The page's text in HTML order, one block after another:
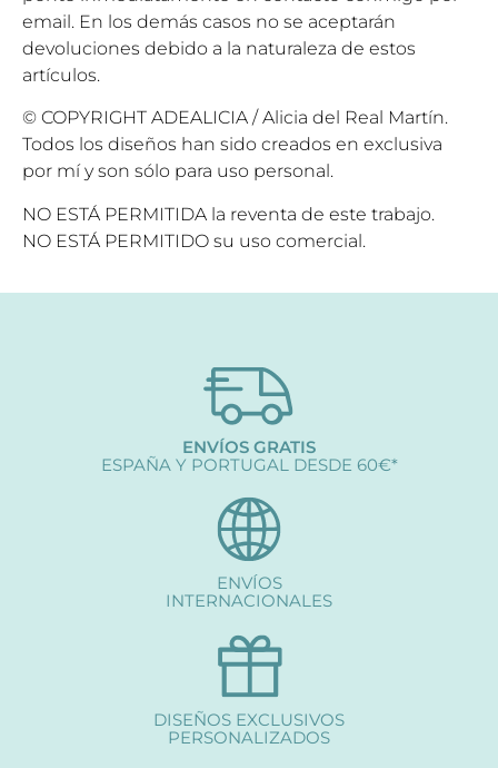
email. En los demás casos no se aceptarán
devoluciones debido a la naturaleza de estos
artículos.
© COPYRIGHT ADEALICIA / Alicia del Real Martín.
Todos los diseños han sido creados en exclusiva
por mí y son sólo para uso personal.
NO ESTÁ PERMITIDA la reventa de este trabajo.
NO ESTÁ PERMITIDO su uso comercial.
ENVÍOS GRATIS
ESPAÑA Y PORTUGAL DESDE 60€*
ENVÍOS
INTERNACIONALES
DISEÑOS EXCLUSIVOS
PERSONALIZADOS